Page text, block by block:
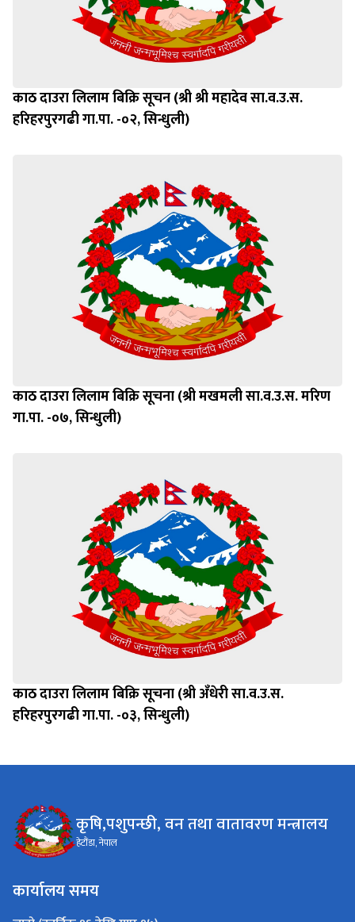
काठ दाउरा लिलाम बिक्रि सूचन (श्री श्री महादेव सा.व.उ.स.
हरिहरपुरगढी गा.पा. -०२, सिन्धुली)
काठ दाउरा लिलाम बिक्रि सूचना (श्री मखमली सा.व.उ.स. मरिण
गा.पा. -०७, सिन्धुली)
काठ दाउरा लिलाम बिक्रि सूचना (श्री अँधेरी सा.व.उ.स.
हरिहरपुरगढी गा.पा. -०३, सिन्धुली)
कृषि,पशुपन्छी, वन तथा वातावरण मन्त्रालय
हेटौंडा, नेपाल
कार्यालय समय